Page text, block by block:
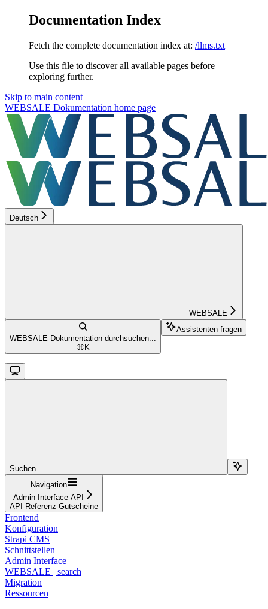
Documentation Index
Fetch the complete documentation index at: /llms.txt
Use this file to discover all available pages before
exploring further.
Skip to main content
WEBSALE Dokumentation home page
Deutsch
WEBSALE
WEBSALE-Dokumentation durchsuchen...
⌘ K
Assistenten fragen
Suchen...
Navigation
Admin Interface API
API-Referenz Gutscheine
Frontend
Konfiguration
Strapi CMS
Schnittstellen
Admin Interface
WEBSALE | search
Migration
Ressourcen